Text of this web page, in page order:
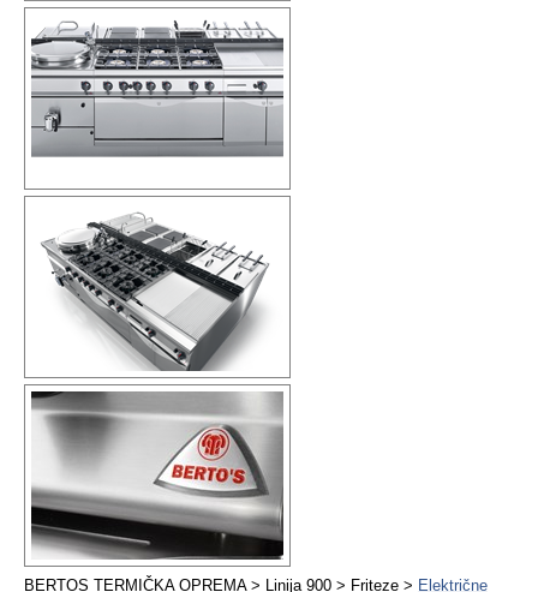
BERTOS TERMIČKA OPREMA > Linija 900 > Friteze > Električne